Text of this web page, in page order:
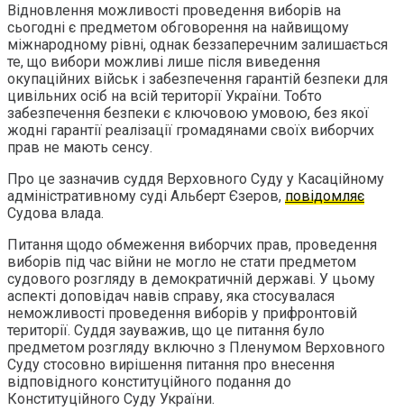
Відновлення можливості проведення виборів на
сьогодні є предметом обговорення на найвищому
міжнародному рівні, однак беззаперечним залишається
те, що вибори можливі лише після виведення
окупаційних військ і забезпечення гарантій безпеки для
цивільних осіб на всій території України. Тобто
забезпечення безпеки є ключовою умовою, без якої
жодні гарантії реалізації громадянами своїх виборчих
прав не мають сенсу.
Про це зазначив суддя Верховного Суду у Касаційному
адміністративному суді Альберт Єзеров, повідомляє
Судова влада.
Питання щодо обмеження виборчих прав, проведення
виборів під час війни не могло не стати предметом
судового розгляду в демократичній державі. У цьому
аспекті доповідач навів справу, яка стосувалася
неможливості проведення виборів у прифронтовій
території. Суддя зауважив, що це питання було
предметом розгляду включно з Пленумом Верховного
Суду стосовно вирішення питання про внесення
відповідного конституційного подання до
Конституційного Суду України.